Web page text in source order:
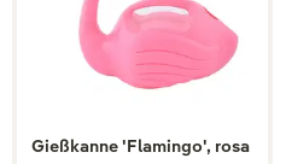
Gießkanne 'Flamingo', rosa